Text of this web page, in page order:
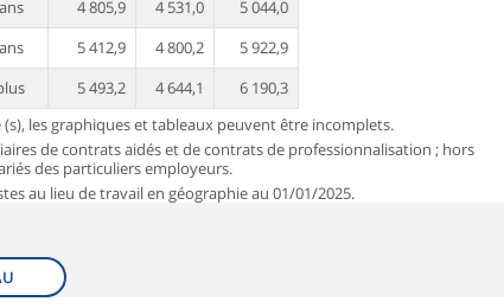
4 805,9 4 531,0
5 044,0
5 412,9 4 800,2
5 922,9
5 493,2 4 644,1
6 190,3
les graphiques et tableaux peuvent être incomplets.
de contrats aidés et de contrats de professionnalisation ; hors
des particuliers employeurs.
au lieu de travail en géographie au 01/01/2025.